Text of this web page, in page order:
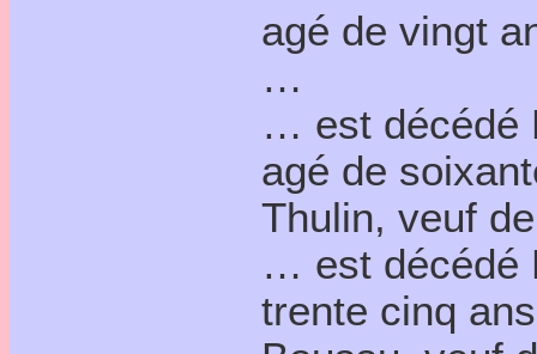
agé de vingt
…
… est décédé
agé de
Thulin, veuf
… est décédé
trente cinq